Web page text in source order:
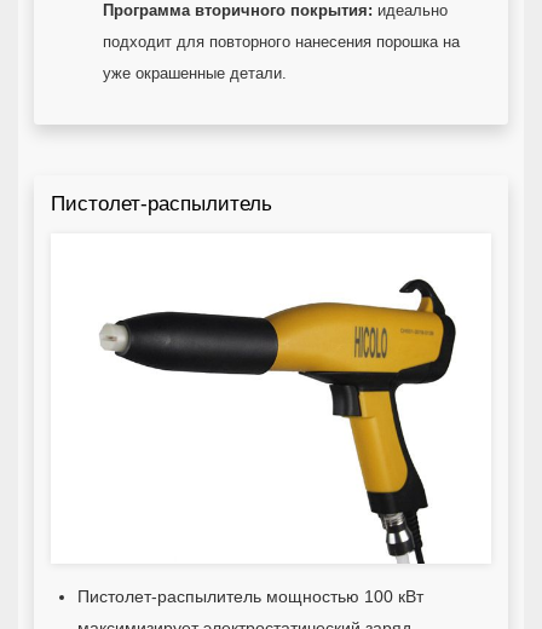
Программа вторичного покрытия: идеально
подходит для повторного нанесения порошка на
уже окрашенные детали.
Пистолет-распылитель
Пистолет-распылитель мощностью 100 кВт